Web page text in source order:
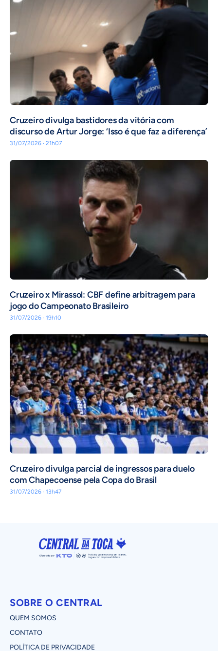
Cruzeiro divulga bastidores da vitória com
discurso de Artur Jorge: ‘Isso é que faz a diferença’
31/07/2026 · 21h07
Cruzeiro x Mirassol: CBF define arbitragem para
jogo do Campeonato Brasileiro
31/07/2026 · 19h10
Cruzeiro divulga parcial de ingressos para duelo
com Chapecoense pela Copa do Brasil
31/07/2026 · 13h47
SOBRE O CENTRAL
QUEM SOMOS
CONTATO
POLÍTICA DE PRIVACIDADE